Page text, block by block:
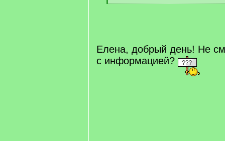
[
Елена, добрый день! Не
с информацией?